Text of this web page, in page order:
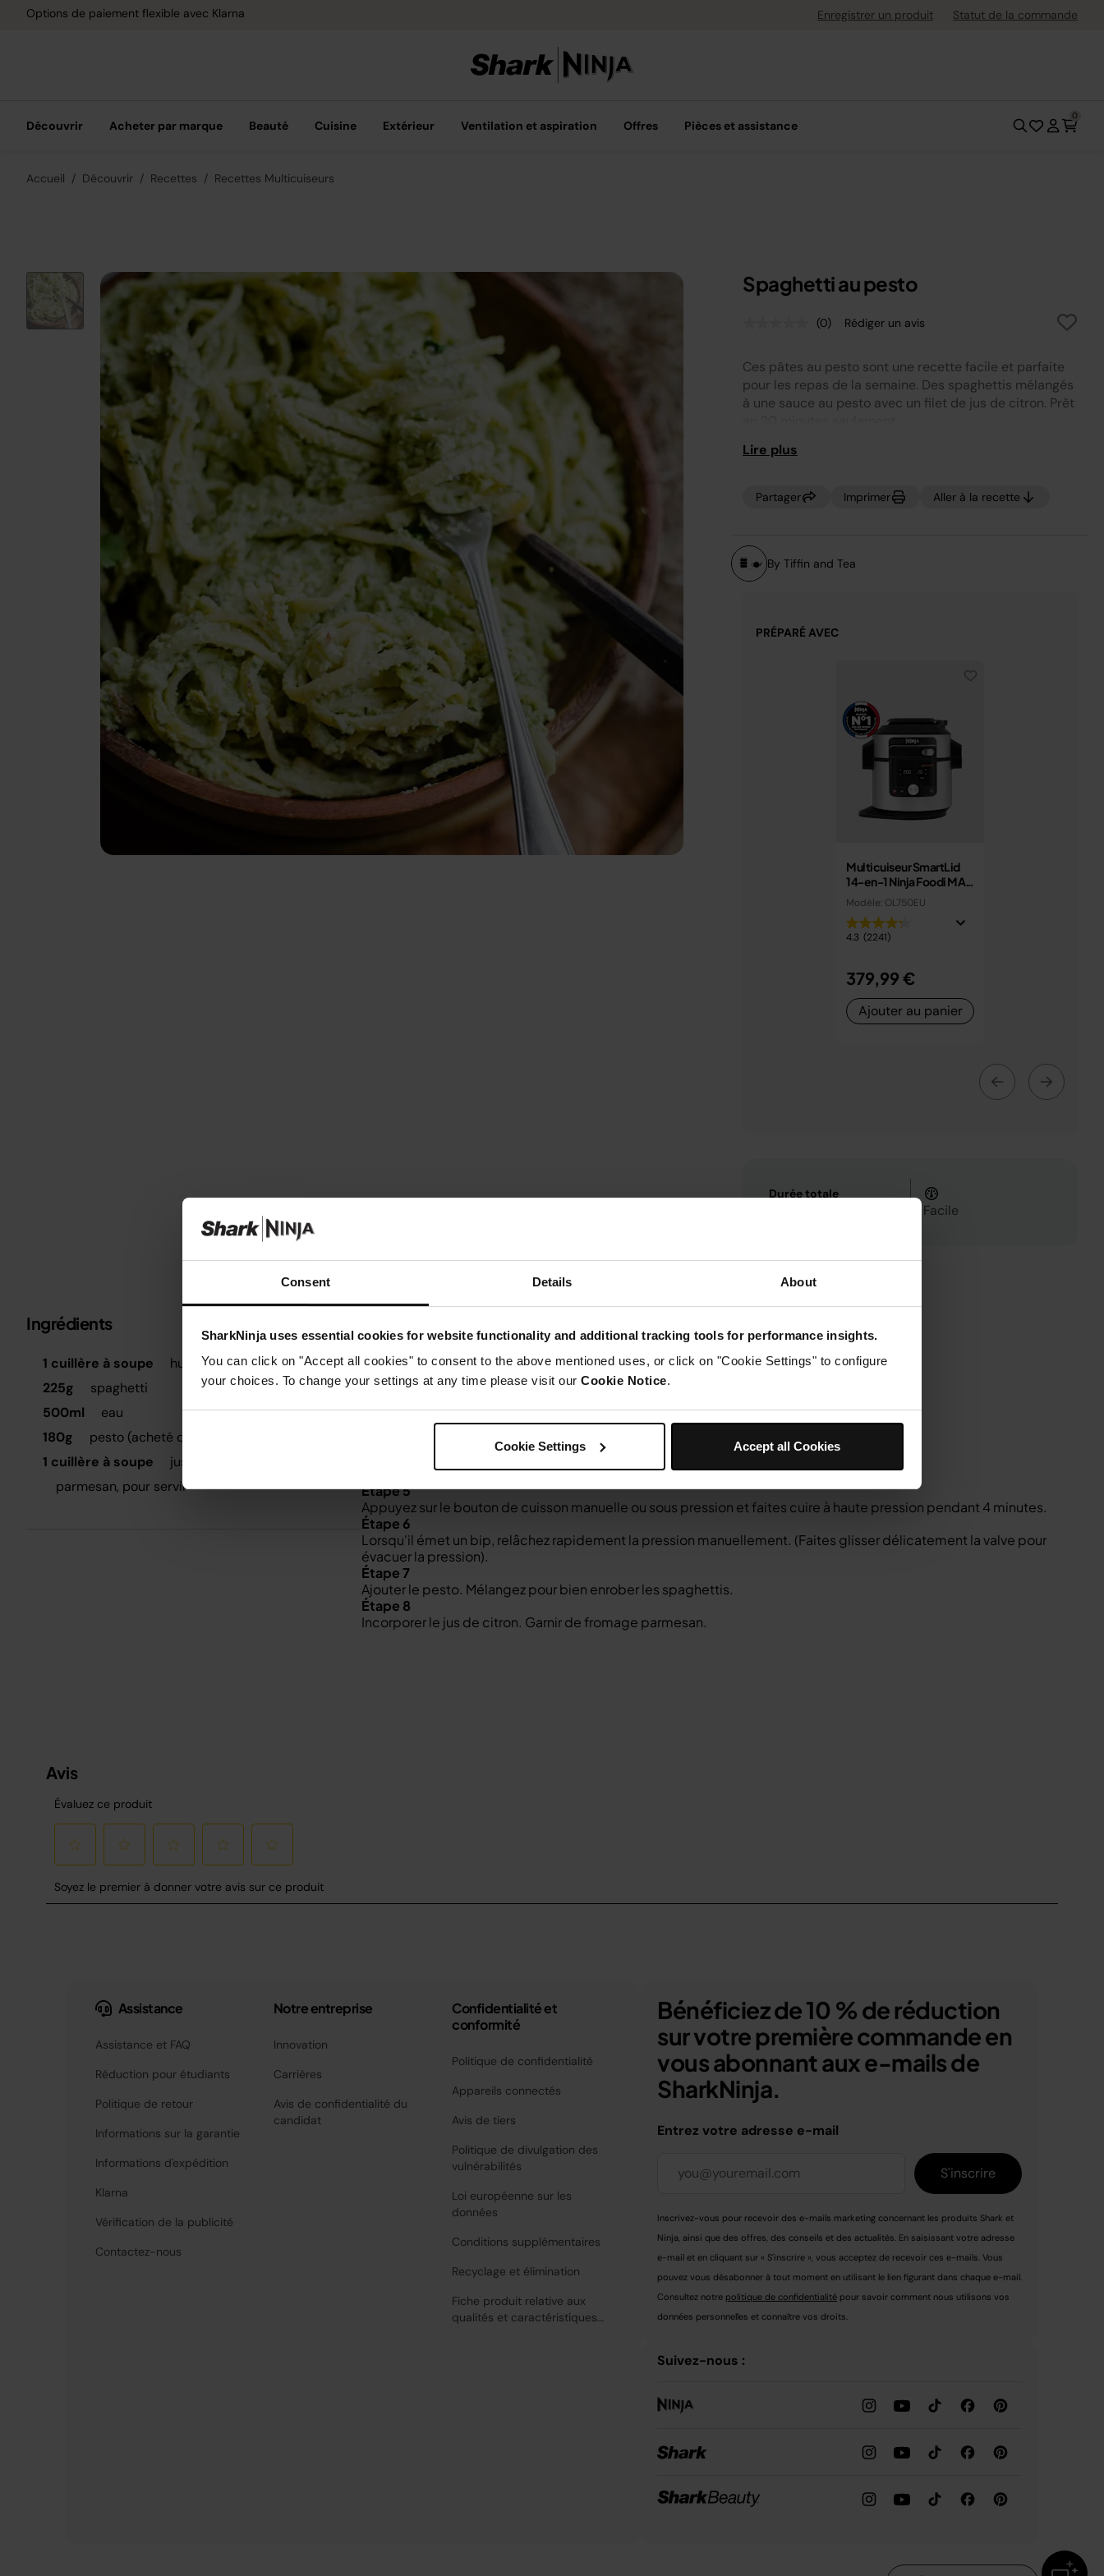
Consent Details About
SharkNinja uses essential cookies for website functionality and additional tracking tools for performance insights.
You can click on "Accept all cookies" to consent to the above mentioned uses, or click on "Cookie Settings" to configure
your choices. To change your settings at any time please visit our Cookie Notice.
Cookie Settings Accept all Cookies
Options de paiement flexible avec Klarna Livraison gratuite dès 40 € d'achatEnregistrer un produit Statut de la commande
Découvrir Acheter par marque Beauté Cuisine Extérieur Ventilation et aspiration Offres Pièces et assistance
0
Accueil Découvrir Recettes Recettes Multicuiseurs
Spaghetti au pesto
Aucune
notation.
Lien
sur
la
(0) Rédiger un avis
Ces pâtes au pesto sont une recette facile et parfaite
pour les repas de la semaine. Des spaghettis mélangés
à une sauce au pesto avec un filet de jus de citron. Prêt
Lire plus
Partager Imprimer Aller à la recette
By Tiffin and Tea
PRÉPARÉ AVEC
Multicuiseur SmartLid
14-en-1 Ninja Foodi MAX
7,5 L avec couvercle
intelligent OL750EU
Modèle: OL750EU
4.3 (2241)
379,99 €
Ajouter au panier
Durée totale
Facile
Ingrédients
1 cuillère à soupe
huile d'olive
225g
spaghetti
500ml
eau
180g
pesto (acheté dans le commerce)
1 cuillère à soupe
jus de citron
parmesan, pour servir
Étape 1
Cassez les spaghettis en deux et ajoutez-les dans la marmite intérieure.
Étape 2
Ajouter l'eau et l'huile d'olive.
Poussez les spaghettis sous l'eau.
Fermez le couvercle du foodi avec l'évent en position d'étanchéité.
Étape 5
Appuyez sur le bouton de cuisson manuelle ou sous pression et faites cuire à haute pression pendant 4 minutes.
Étape 6
Lorsqu'il émet un bip, relâchez rapidement la pression manuellement. (Faites glisser délicatement la valve pour
évacuer la pression).
Étape 7
Ajouter le pesto. Mélangez pour bien enrober les spaghettis.
Étape 8
Incorporer le jus de citron. Garnir de fromage parmesan.
Assistance
Assistance et FAQ
Réduction pour étudiants
Politique de retour
Informations sur la garantie
Informations d'expédition
Klarna
Vérification de la publicité
Contactez-nous
Notre entreprise
Innovation
Carrières
Avis de confidentialité du
candidat
Confidentialité et
conformité
Politique de confidentialité
Appareils connectés
Avis de tiers
Politique de divulgation des
vulnérabilités
Loi européenne sur les
données
Conditions supplémentaires
Recyclage et élimination
Fiche produit relative aux
qualités et caractéristiques
Bénéficiez de 10 % de réduction
sur votre première commande en
vous abonnant aux e-mails de
SharkNinja.
Entrez votre adresse e-mail
S'inscrire
Inscrivez-vous pour recevoir des e-mails marketing concernant les produits Shark et
Ninja, ainsi que des offres, des conseils et des actualités. En saisissant votre adresse
e-mail et en cliquant sur « S'inscrire », vous acceptez de recevoir ces e-mails. Vous
pouvez vous désabonner à tout moment en utilisant le lien figurant dans chaque e-mail.
Consultez notre politique de confidentialité pour savoir comment nous utilisons vos
données personnelles et connaître vos droits.
Suivez-nous :